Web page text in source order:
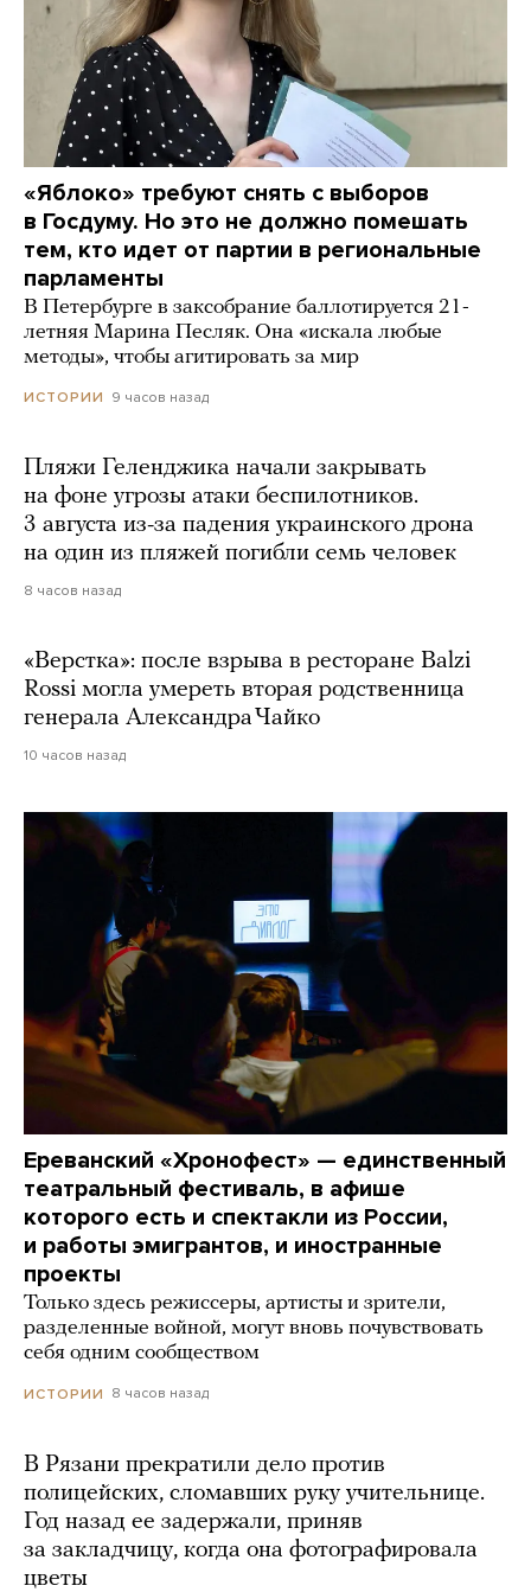
«Яблоко» требуют снять с выборов
в Госдуму. Но это не должно помешать
тем, кто идет от партии в региональные
парламенты
В Петербурге в заксобрание баллотируется 21-
летняя Марина Песляк. Она «искала любые
методы», чтобы агитировать за мир
ИСТОРИИ 9 часов назад
Пляжи Геленджика начали закрывать
на фоне угрозы атаки беспилотников.
3 августа из-за падения украинского дрона
на один из пляжей погибли семь человек
8 часов назад
«Верстка»: после взрыва в ресторане Balzi
Rossi могла умереть вторая родственница
генерала Александра Чайко
10 часов назад
Ереванский «Хронофест» — единственный
театральный фестиваль, в афише
которого есть и спектакли из России,
и работы эмигрантов, и иностранные
проекты
Только здесь режиссеры, артисты и зрители,
разделенные войной, могут вновь почувствовать
себя одним сообществом
ИСТОРИИ 8 часов назад
В Рязани прекратили дело против
полицейских, сломавших руку учительнице.
Год назад ее задержали, приняв
за закладчицу, когда она фотографировала
цветы